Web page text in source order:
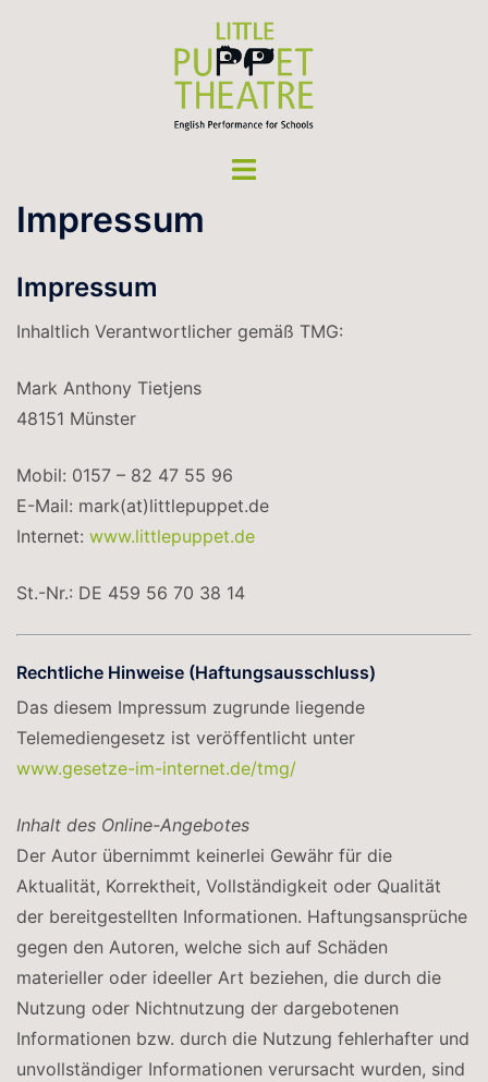
Menü
Impressum
Impressum
Inhaltlich Verantwortlicher gemäß TMG:
Mark Anthony Tietjens
48151 Münster
Mobil: 0157 – 82 47 55 96
E-Mail: mark(at)littlepuppet.de
Internet: www.littlepuppet.de
St.-Nr.: DE 459 56 70 38 14
Rechtliche Hinweise (Haftungsausschluss)
Das diesem Impressum zugrunde liegende
Telemediengesetz ist veröffentlicht unter
www.gesetze-im-internet.de/tmg/
Inhalt des Online-Angebotes
Der Autor übernimmt keinerlei Gewähr für die
Aktualität, Korrektheit, Vollständigkeit oder Qualität
der bereitgestellten Informationen. Haftungsansprüche
gegen den Autoren, welche sich auf Schäden
materieller oder ideeller Art beziehen, die durch die
Nutzung oder Nichtnutzung der dargebotenen
Informationen bzw. durch die Nutzung fehlerhafter und
unvollständiger Informationen verursacht wurden, sind